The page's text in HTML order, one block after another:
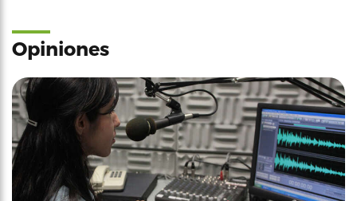
Opiniones